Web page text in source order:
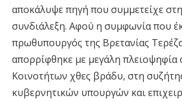
αποκάλυψε πηγή που συμμετείχε στη
συνδιάλεξη. Αφού η συμφωνία που
πρωθυπουργός της Βρετανίας
απορρίφθηκε με μεγάλη
Κοινοτήτων χθες βράδυ, στη
κυβερνητικών υπουργών και